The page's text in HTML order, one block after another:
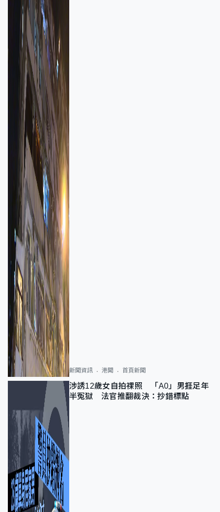
新聞資訊 港聞 首頁新聞
涉誘12歲女自拍祼照 「A0」男捱足年
半冤獄 法官推翻裁決：抄錯標點